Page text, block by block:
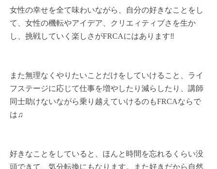
女性の幸せを全て味わいながら、自分の好きなことをし
て、女性の機転やアイデア、クリエィティブさを生か
し、挑戦していく楽しさがFRCAにはあります‼︎
また無理なくやりたいことだけをしていけること、ライ
フステージに応じて仕事を増やしたり減らしたり、講師
同士助けないながら乗り越えていけるのもFRCAならで
は♫
好きなことをしていると、ほんと時間を忘れるくらい没
頭できて、気分転換にもなります。また好きだから自然